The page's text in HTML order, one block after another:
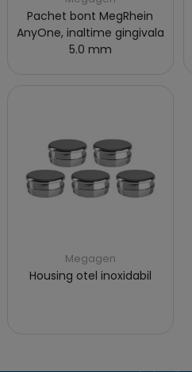
Pachet bont MegRhein
AnyOne, inaltime gingivala
5.0 mm
Megagen
Housing otel inoxidabil